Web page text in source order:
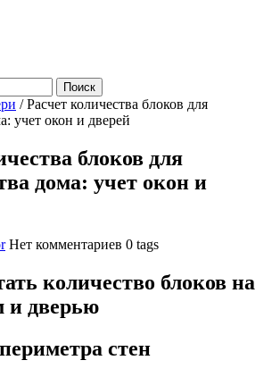
Поиск
/Расчет количества блоков для
учет окон и дверей
блоков для
дома: учет окон и
Нет комментариев 0 tags
количество блоков на
и дверью
стен